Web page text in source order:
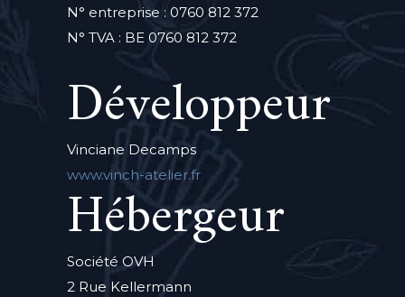
N° entreprise : 0760 812 372
N° TVA : BE 0760 812 372
Développeur
Vinciane Decamps
www.vinch-atelier.fr
Hébergeur
Société OVH
2 Rue Kellermann